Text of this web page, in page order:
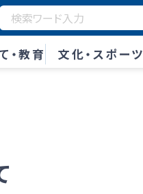
・教育 文化・スポーツ